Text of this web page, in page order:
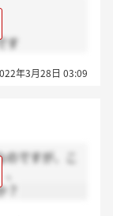
す
年3月28日 03:09
ですが、こ
？